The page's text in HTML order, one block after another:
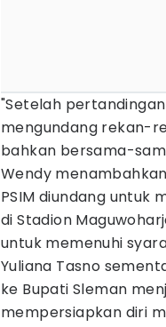
"Setelah
mengundang rekan-
bahkan bersama-
Wendy
PSIM diundang untuk
di Stadion
untuk memenuhi
Yuliana Tasno
ke Bupati Sleman
mempersiapkan diri